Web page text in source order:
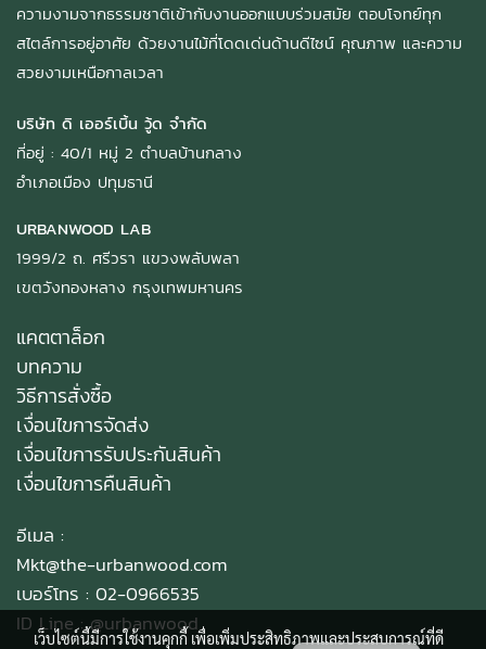
ความงามจากธรรมชาติเข้ากับงานออกแบบร่วมสมัย ตอบโจทย์ทุก
สไตล์การอยู่อาศัย ด้วยงานไม้ที่โดดเด่นด้านดีไซน์ คุณภาพ และความ
สวยงามเหนือกาลเวลา
บริษัท ดิ เออร์เบิ้น วู้ด จำกัด
ที่อยู่ : 40/1 หมู่ 2 ตำบลบ้านกลาง
อำเภอเมือง ปทุมธานี
URBANWOOD LAB
1999/2 ถ. ศรีวรา แขวงพลับพลา
เขตวังทองหลาง กรุงเทพมหานคร
แคตตาล็อก
บทความ
วิธีการสั่งซื้อ
เงื่อนไขการจัดส่ง
เงื่อนไขการรับประกันสินค้า
เงื่อนไขการคืนสินค้า
อีเมล :
Mkt@the-urbanwood.com
เบอร์โทร : 02-0966535
ID Line :@urbanwood
เว็บไซต์นี้มีการใช้งานคุกกี้ เพื่อเพิ่มประสิทธิภาพและประสบการณ์ที่ดี